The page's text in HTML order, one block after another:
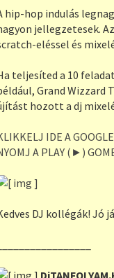
hip-hop indulás
jellegzetesek.
eléssel és
teljesíted a 10
Grand Wizzard
hozott a dj
IDE A
A PLAY (►)
DJ kollégák! Jó